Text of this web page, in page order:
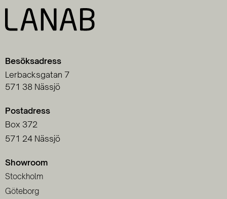
Besöksadress
Lerbacksgatan 7
571 38 Nässjö
Postadress
Box 372
571 24 Nässjö
Showroom
Stockholm
Göteborg